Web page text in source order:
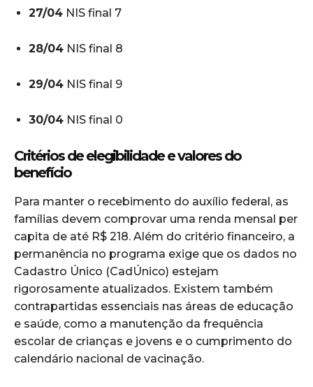
27/04 NIS final 7
28/04 NIS final 8
29/04 NIS final 9
30/04 NIS final 0
Critérios de elegibilidade e valores do
benefício
Para manter o recebimento do auxílio federal, as
famílias devem comprovar uma renda mensal per
capita de até R$ 218. Além do critério financeiro, a
permanência no programa exige que os dados no
Cadastro Único (CadÚnico) estejam
rigorosamente atualizados. Existem também
contrapartidas essenciais nas áreas de educação
e saúde, como a manutenção da frequência
escolar de crianças e jovens e o cumprimento do
calendário nacional de vacinação.